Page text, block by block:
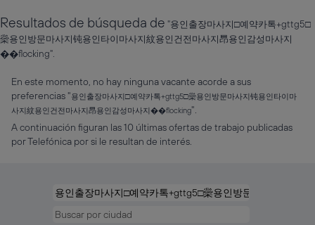
Resultados de búsqueda de "용인출장마사지□예약카톡+gttg5□
橤용인방문마사지钝용인타이마사지紋용인건전마사지䀚용인감성마사지
��flocking".
En este momento, no hay ninguna vacante acorde a sus
preferencias "용인출장마사지□예약카톡+gttg5□橤용인방문마사지钝용인타이마
사지紋용인건전마사지䀚용인감성마사지��flocking".
A continuación figuran las 10 últimas ofertas de trabajo publicadas
por Telefónica por si le resultan de interés.